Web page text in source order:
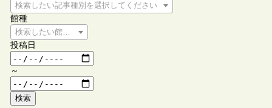
検索したい記事種別を選択してください
館種
検索したい館種を選択してください
投稿日
～
検索